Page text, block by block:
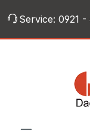
Zum Hauptinhalt
Service: 0921 -